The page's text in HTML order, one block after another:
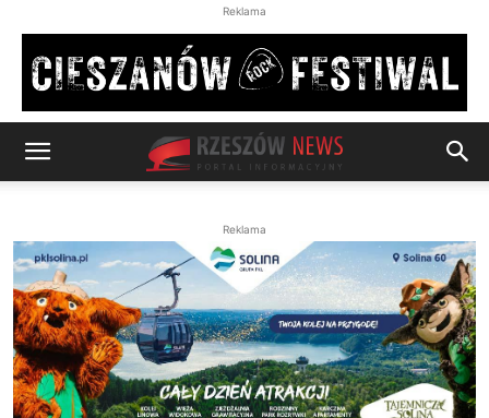
Reklama
Reklama